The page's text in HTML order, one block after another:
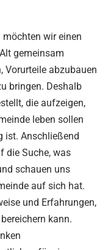
wir einen
gemeinsam
Vorurteile abzubauen
bringen. Deshalb
die aufzeigen,
leben sollen
ist. Anschließend
die Suche, was
schauen uns
auf sich hat.
und Erfahrungen,
kann.